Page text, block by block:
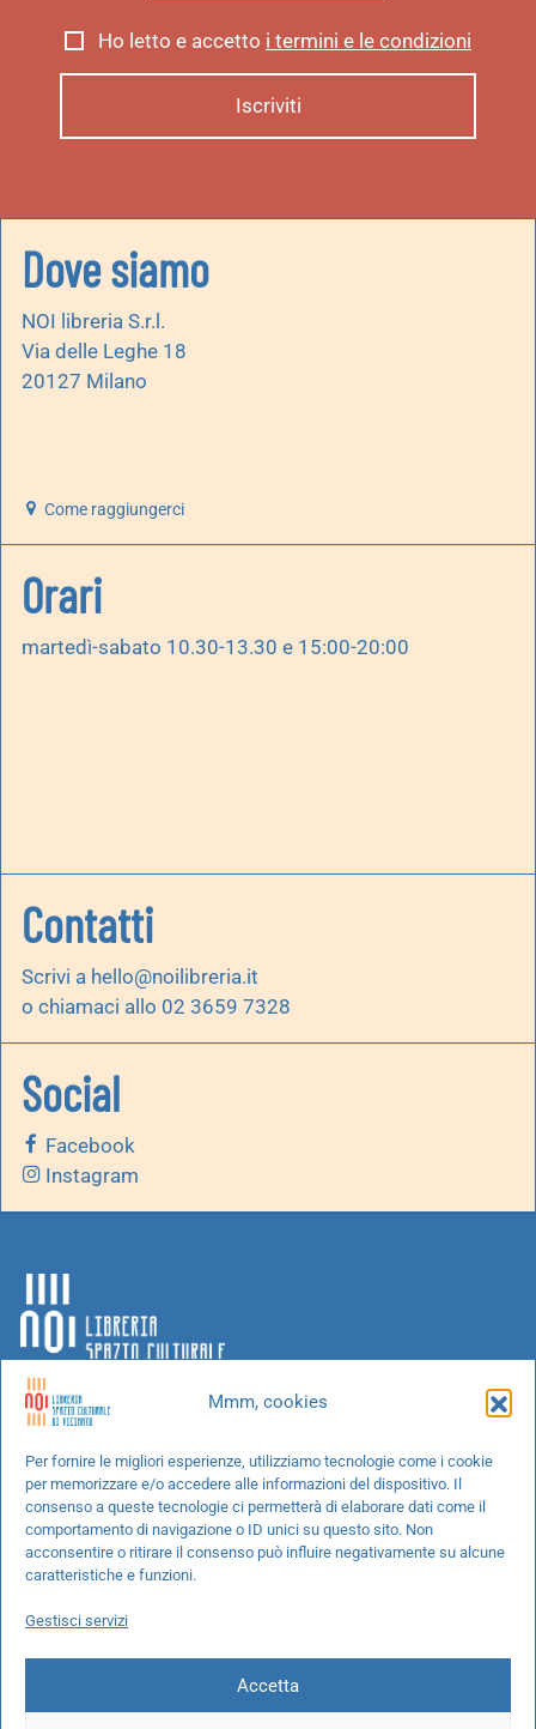
Mmm, cookies
Per fornire le migliori esperienze, utilizziamo tecnologie come i cookie
per memorizzare e/o accedere alle informazioni del dispositivo. Il
consenso a queste tecnologie ci permetterà di elaborare dati come il
comportamento di navigazione o ID unici su questo sito. Non
acconsentire o ritirare il consenso può influire negativamente su alcune
caratteristiche e funzioni.
Gestisci servizi
Accetta
Ho letto e accetto i termini e le condizioni
Dove siamo
NOI libreria S.r.l.
Via delle Leghe 18
20127 Milano
Come raggiungerci
Orari
martedì-sabato 10.30-13.30 e 15:00-20:00
Contatti
Scrivi a hello@noilibreria.it
o chiamaci allo 02 3659 7328
Social
Facebook
Instagram
Chi siamo
Progetti speciali
Richiedi un libro
Spedizioni
Cookie Policy